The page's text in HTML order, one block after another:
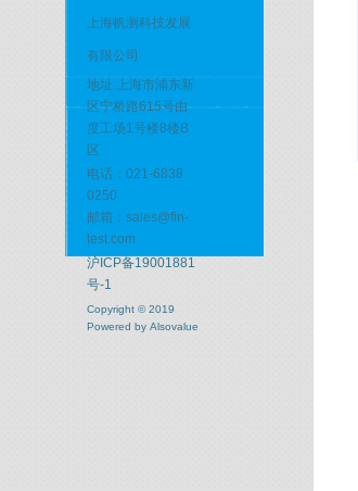
上海帆测科技发展
有限公司
地址:上海市浦东新
区宁桥路615号由
度工场1号楼8楼B
区
电话：021-6838
0250
邮箱：sales@fin-
test.com
沪ICP备19001881
号-1
Copyright © 2019
Powered by Alsovalue